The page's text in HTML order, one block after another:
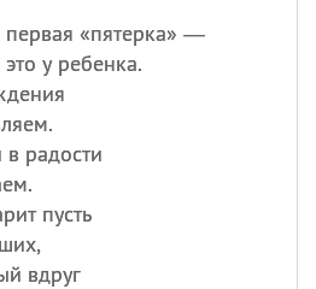
«пятерка» —
у ребенка.
в радости
пусть
вдруг